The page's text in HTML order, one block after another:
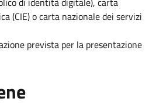
(CIE) o carta nazionale dei servizi
prevista per la presentazione